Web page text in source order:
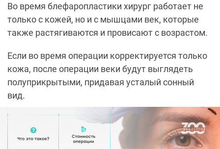
Во время блефаропластики хирург работает не
только с кожей, но и с мышцами век, которые
также растягиваются и провисают с возрастом.
Если во время операции корректируется только
кожа, после операции веки будут выглядеть
полуприкрытыми, придавая усталый сонный
вид.